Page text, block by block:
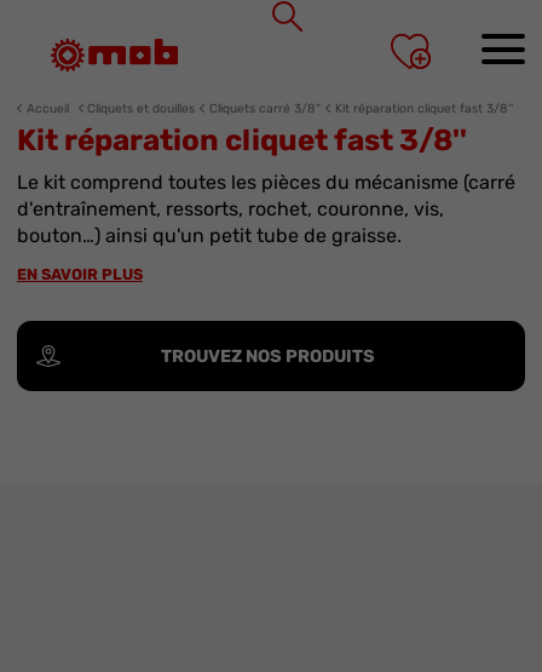
Accueil Cliquets et douilles Cliquets carré 3/8” Kit réparation cliquet fast 3/8''
Kit réparation cliquet fast 3/8''
Le kit comprend toutes les pièces du mécanisme (carré
d'entraînement, ressorts, rochet, couronne, vis,
bouton…) ainsi qu'un petit tube de graisse.
EN SAVOIR PLUS
TROUVEZ NOS PRODUITS